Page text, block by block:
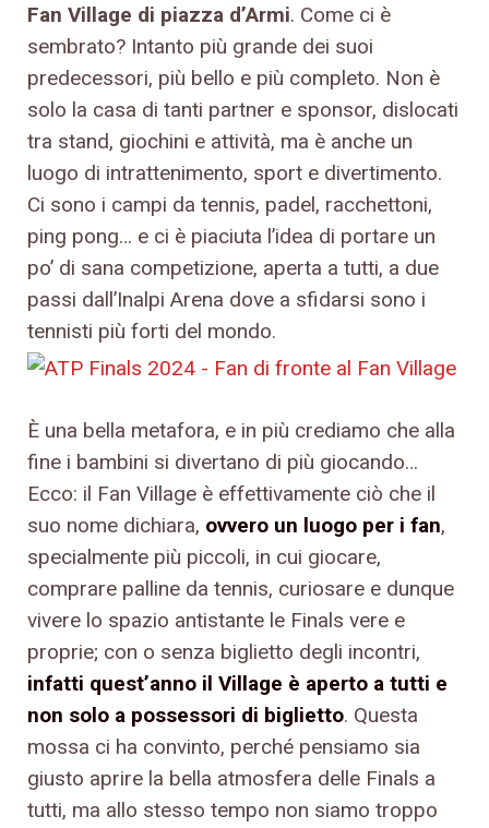
Fan Village di piazza d’Armi. Come ci è
sembrato? Intanto più grande dei suoi
predecessori, più bello e più completo. Non è
solo la casa di tanti partner e sponsor, dislocati
tra stand, giochini e attività, ma è anche un
luogo di intrattenimento, sport e divertimento.
Ci sono i campi da tennis, padel, racchettoni,
ping pong… e ci è piaciuta l’idea di portare un
po’ di sana competizione, aperta a tutti, a due
passi dall’Inalpi Arena dove a sfidarsi sono i
tennisti più forti del mondo.
È una bella metafora, e in più crediamo che alla
fine i bambini si divertano di più giocando…
Ecco: il Fan Village è effettivamente ciò che il
suo nome dichiara, ovvero un luogo per i fan,
specialmente più piccoli, in cui giocare,
comprare palline da tennis, curiosare e dunque
vivere lo spazio antistante le Finals vere e
proprie; con o senza biglietto degli incontri,
infatti quest’anno il Village è aperto a tutti e
non solo a possessori di biglietto. Questa
mossa ci ha convinto, perché pensiamo sia
giusto aprire la bella atmosfera delle Finals a
tutti, ma allo stesso tempo non siamo troppo